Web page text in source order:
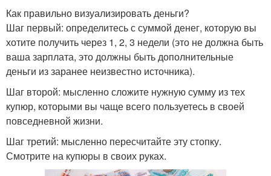
Как правильно визуализировать деньги?
Шаг первый: определитесь с суммой денег, которую вы
хотите получить через 1, 2, 3 недели (это не должна быть
ваша зарплата, это должны быть дополнительные
деньги из заранее неизвестно источника).
Шаг второй: мысленно сложите нужную сумму из тех
купюр, которыми вы чаще всего пользуетесь в своей
повседневной жизни.
Шаг третий: мысленно пересчитайте эту стопку.
Смотрите на купюры в своих руках.